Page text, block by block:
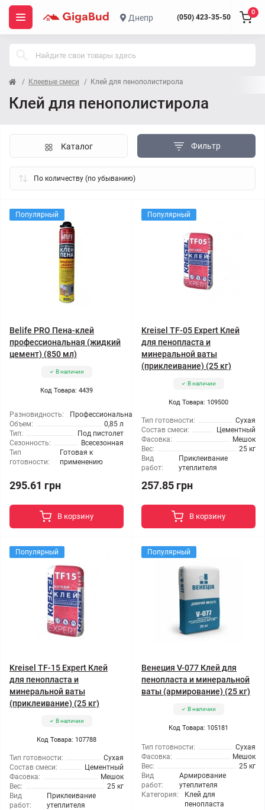
Днепр (050) 423-35-50
0
Клеевые смеси Клей для пенополистирола
Клей для пенополистирола
Фильтр
Каталог
Популярный
Belife PRO Пена-клей
профессиональная (жидкий
цемент) (850 мл)
В наличии
Код Товара: 4439
Разновидность:
Профессиональная
Объем:
0,85 л
Тип:
Под пистолет
Сезонность:
Всесезонная
Тип
готовности:
Готовая к
применению
295.61 грн
В корзину
Популярный
Kreisel TF-05 Expert Клей
для пенопласта и
минеральной ваты
(приклеивание) (25 кг)
В наличии
Код Товара: 109500
Тип готовности:
Сухая
Состав смеси:
Цементный
Фасовка:
Мешок
Вес:
25 кг
Вид
работ:
Приклеивание
утеплителя
257.85 грн
В корзину
Популярный
Kreisel TF-15 Expert Клей
для пенопласта и
минеральной ваты
(приклеивание) (25 кг)
В наличии
Код Товара: 107788
Тип готовности:
Сухая
Состав смеси:
Цементный
Фасовка:
Мешок
Вес:
25 кг
Вид
работ:
Приклеивание
утеплителя
Популярный
Венеция V-077 Клей для
пенопласта и минеральной
ваты (армирование) (25 кг)
В наличии
Код Товара: 105181
Тип готовности:
Сухая
Фасовка:
Мешок
Вес:
25 кг
Вид
работ:
Армирование
утеплителя
Категория:
Клей для
пенопласта